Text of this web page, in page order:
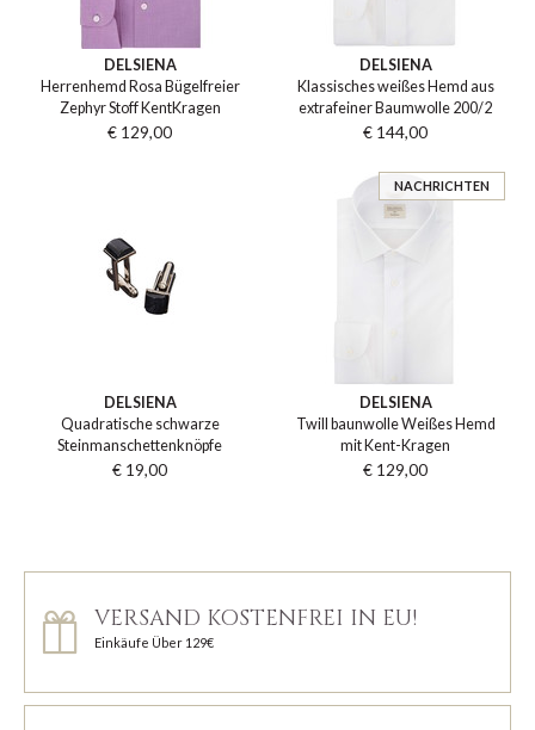
DELSIENA
Herrenhemd Rosa Bügelfreier
Zephyr Stoff KentKragen
€ 129,00
DELSIENA
Klassisches weißes Hemd aus
extrafeiner Baumwolle 200/2
€ 144,00
DELSIENA
Quadratische schwarze
Steinmanschettenknöpfe
€ 19,00
NACHRICHTEN
DELSIENA
Twill baunwolle Weißes Hemd
mit Kent-Kragen
€ 129,00
VERSAND KOSTENFREI IN EU!
Einkäufe Über 129€